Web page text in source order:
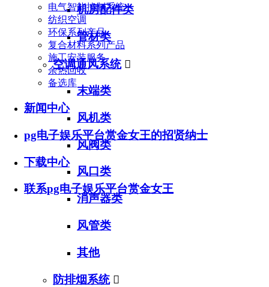
电气智能控制系统
纺织空调
环保系列产品
复合材料系列产品
施工安装服务
余热回收
备选库
新闻中心
pg电子娱乐平台赏金女王的招贤纳士
下载中心
联系pg电子娱乐平台赏金女王
机房配件类
管材类
空调通风系统 
末端类
风机类
风阀类
风口类
消声器类
风管类
其他
防排烟系统 